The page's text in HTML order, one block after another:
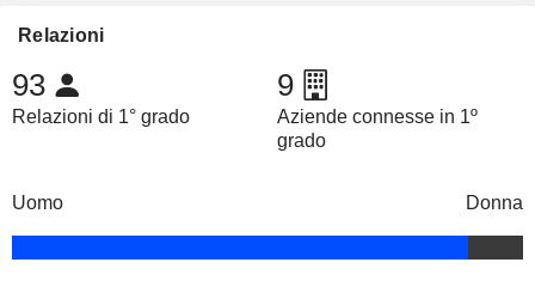
Relazioni
93
Relazioni di 1° grado
9
Aziende connesse in 1º
grado
Uomo Donna